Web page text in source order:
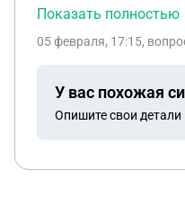
которые находятся
Показать полностью
05 февраля, 17:15,
У вас похожая
Опишите свои